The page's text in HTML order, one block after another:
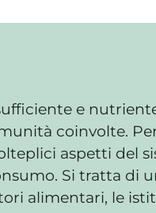
e
coinvolte.
aspetti del
Si tratta di
alimentari, le